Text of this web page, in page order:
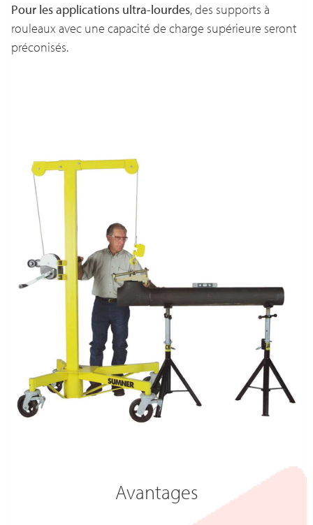
Pour les applications ultra-lourdes, des supports à
rouleaux avec une capacité de charge supérieure seront
préconisés.
Avantages